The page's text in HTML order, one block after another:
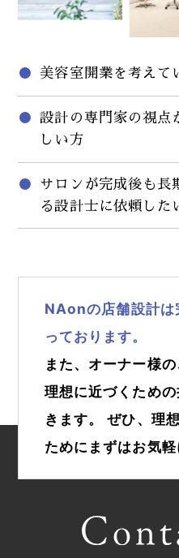
美容室開業を考えて
設計の専門家の視点
しい方
サロンが完成後も長
る設計士に依頼した
NAonの店舗設計は
っております。
また、オーナー様
理想に近づくため
きます。
ぜひ、理
ためにまずはお気軽